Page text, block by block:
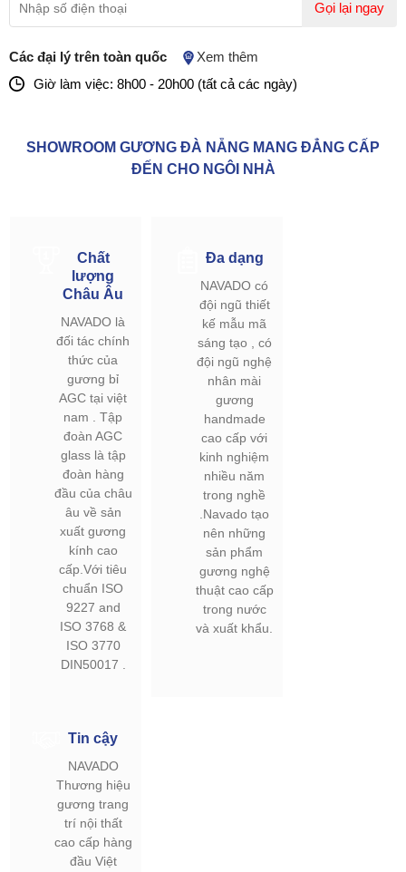
Gọi lại ngay
Các đại lý trên toàn quốc
Xem thêm
Giờ làm việc: 8h00 - 20h00 (tất cả các ngày)
SHOWROOM GƯƠNG ĐÀ NẴNG MANG ĐẲNG CẤP
ĐẾN CHO NGÔI NHÀ
Chất
lượng
Châu Âu
NAVADO là
đối tác chính
thức của
gương bỉ
AGC tại việt
nam . Tập
đoàn AGC
glass là tập
đoàn hàng
đầu của châu
âu về sản
xuất gương
kính cao
cấp.Với tiêu
chuẩn ISO
9227 and
ISO 3768 &
ISO 3770
DIN50017 .
Đa dạng
NAVADO có
đội ngũ thiết
kế mẫu mã
sáng tạo , có
đội ngũ nghệ
nhân mài
gương
handmade
cao cấp với
kinh nghiệm
nhiều năm
trong nghề
.Navado tạo
nên những
sản phẩm
gương nghệ
thuật cao cấp
trong nước
và xuất khẩu.
Tin cậy
NAVADO
Thương hiệu
gương trang
trí nội thất
cao cấp hàng
đầu Việt